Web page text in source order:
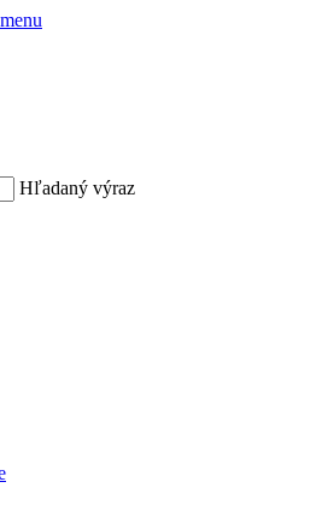
Hľadaný výraz